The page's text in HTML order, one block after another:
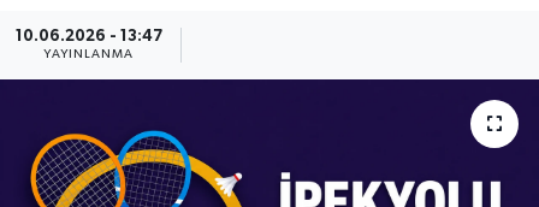
10.06.2026 - 13:47
YAYINLANMA